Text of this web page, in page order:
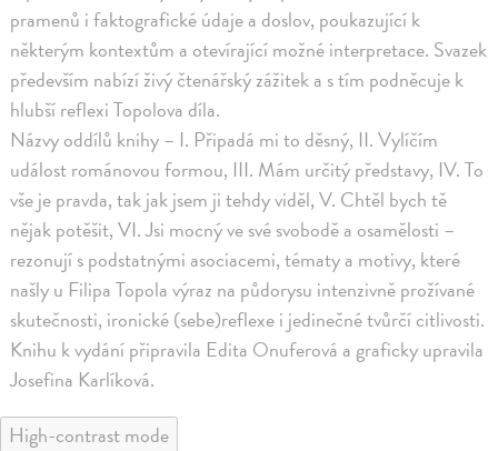
pramenů i faktografické údaje a doslov, poukazující k
některým kontextům a otevírající možné interpretace. Svazek
především nabízí živý čtenářský zážitek a s tím podněcuje k
hlubší reflexi Topolova díla.
Názvy oddílů knihy – I. Připadá mi to děsný, II. Vylíčím
událost románovou formou, III. Mám určitý představy, IV. To
vše je pravda, tak jak jsem ji tehdy viděl, V. Chtěl bych tě
nějak potěšit, VI. Jsi mocný ve své svobodě a osamělosti –
rezonují s podstatnými asociacemi, tématy a motivy, které
našly u Filipa Topola výraz na půdorysu intenzivně prožívané
skutečnosti, ironické (sebe)reflexe i jedinečné tvůrčí citlivosti.
Knihu k vydání připravila Edita Onuferová a graficky upravila
Josefina Karlíková.
High-contrast mode